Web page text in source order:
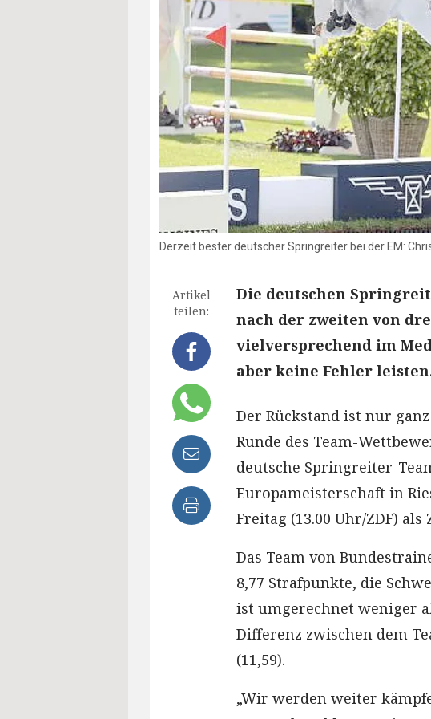
Derzeit bester deutscher Springreiter bei der EM:
Artikel
teilen:
Die deutschen
nach der zweiten von
vielversprechend im
aber keine Fehler
Der Rückstand ist nur
Runde des Team-
deutsche Springreiter-
Europameisterschaft in
Freitag (13.00 Uhr/ZDF) als
Das Team von
8,77 Strafpunkte, die
ist umgerechnet weniger
Differenz zwischen dem
(11,59).
„Wir werden weiter